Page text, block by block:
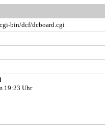
bin/dcf/dcboard.cgi
19:23 Uhr